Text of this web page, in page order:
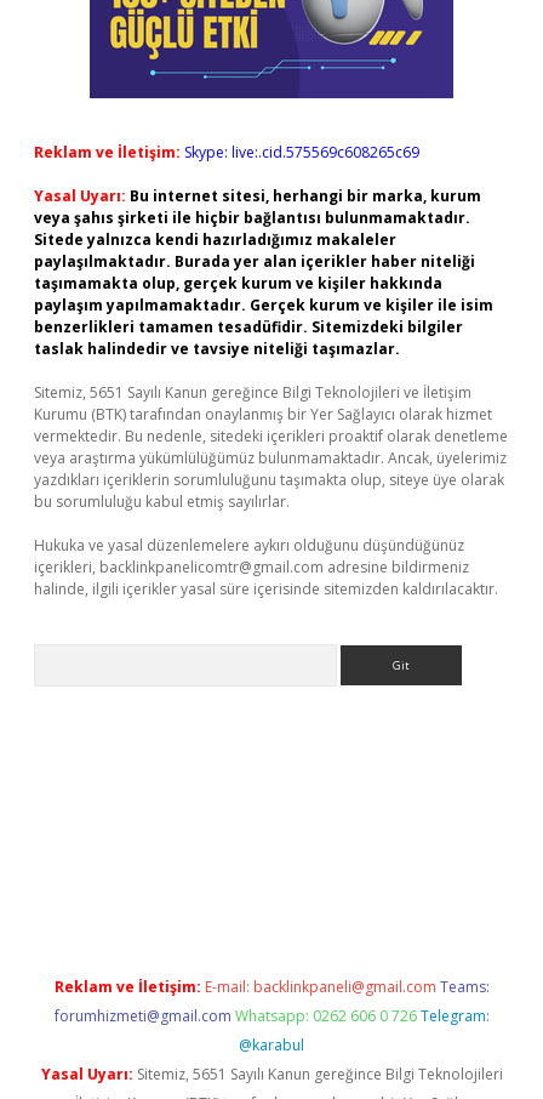
Reklam ve İletişim: Skype: live:.cid.575569c608265c69
Yasal Uyarı: Bu internet sitesi, herhangi bir marka, kurum
veya şahıs şirketi ile hiçbir bağlantısı bulunmamaktadır.
Sitede yalnızca kendi hazırladığımız makaleler
paylaşılmaktadır. Burada yer alan içerikler haber niteliği
taşımamakta olup, gerçek kurum ve kişiler hakkında
paylaşım yapılmamaktadır. Gerçek kurum ve kişiler ile isim
benzerlikleri tamamen tesadüfidir. Sitemizdeki bilgiler
taslak halindedir ve tavsiye niteliği taşımazlar.
Sitemiz, 5651 Sayılı Kanun gereğince Bilgi Teknolojileri ve İletişim
Kurumu (BTK) tarafından onaylanmış bir Yer Sağlayıcı olarak hizmet
vermektedir. Bu nedenle, sitedeki içerikleri proaktif olarak denetleme
veya araştırma yükümlülüğümüz bulunmamaktadır. Ancak, üyelerimiz
yazdıkları içeriklerin sorumluluğunu taşımakta olup, siteye üye olarak
bu sorumluluğu kabul etmiş sayılırlar.
Hukuka ve yasal düzenlemelere aykırı olduğunu düşündüğünüz
içerikleri, backlinkpanelicomtr@gmail.com adresine bildirmeniz
halinde, ilgili içerikler yasal süre içerisinde sitemizden kaldırılacaktır.
Reklam ve İletişim: E-mail: backlinkpaneli@gmail.com Teams:
forumhizmeti@gmail.com Whatsapp: 0262 606 0 726 Telegram:
@karabul
Yasal Uyarı: Sitemiz, 5651 Sayılı Kanun gereğince Bilgi Teknolojileri